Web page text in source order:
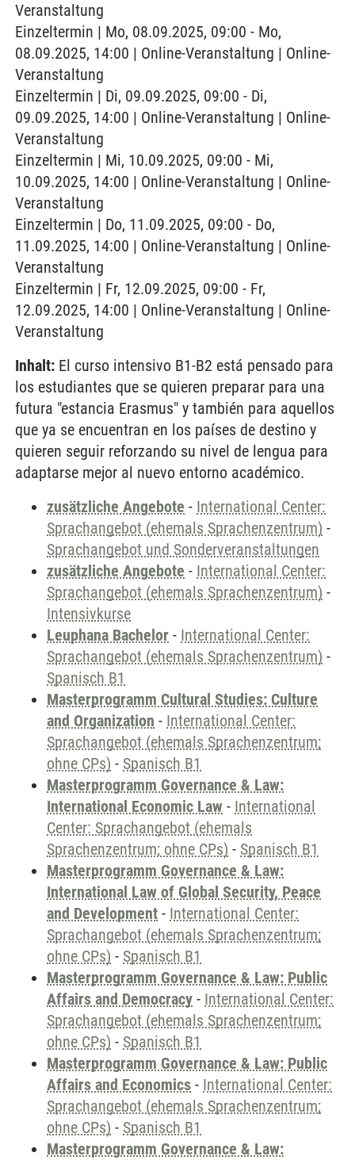
Veranstaltung
Einzeltermin | Mo, 08.09.2025, 09:00 - Mo,
08.09.2025, 14:00 | Online-Veranstaltung | Online-
Veranstaltung
Einzeltermin | Di, 09.09.2025, 09:00 - Di,
09.09.2025, 14:00 | Online-Veranstaltung | Online-
Veranstaltung
Einzeltermin | Mi, 10.09.2025, 09:00 - Mi,
10.09.2025, 14:00 | Online-Veranstaltung | Online-
Veranstaltung
Einzeltermin | Do, 11.09.2025, 09:00 - Do,
11.09.2025, 14:00 | Online-Veranstaltung | Online-
Veranstaltung
Einzeltermin | Fr, 12.09.2025, 09:00 - Fr,
12.09.2025, 14:00 | Online-Veranstaltung | Online-
Veranstaltung
Inhalt: El curso intensivo B1-B2 está pensado para
los estudiantes que se quieren preparar para una
futura "estancia Erasmus" y también para aquellos
que ya se encuentran en los países de destino y
quieren seguir reforzando su nivel de lengua para
adaptarse mejor al nuevo entorno académico.
zusätzliche Angebote - International Center:
Sprachangebot (ehemals Sprachenzentrum) -
Sprachangebot und Sonderveranstaltungen
zusätzliche Angebote - International Center:
Sprachangebot (ehemals Sprachenzentrum) -
Intensivkurse
Leuphana Bachelor - International Center:
Sprachangebot (ehemals Sprachenzentrum) -
Spanisch B1
Masterprogramm Cultural Studies: Culture
and Organization - International Center:
Sprachangebot (ehemals Sprachenzentrum;
ohne CPs) - Spanisch B1
Masterprogramm Governance & Law:
International Economic Law - International
Center: Sprachangebot (ehemals
Sprachenzentrum; ohne CPs) - Spanisch B1
Masterprogramm Governance & Law:
International Law of Global Security, Peace
and Development - International Center:
Sprachangebot (ehemals Sprachenzentrum;
ohne CPs) - Spanisch B1
Masterprogramm Governance & Law: Public
Affairs and Democracy - International Center:
Sprachangebot (ehemals Sprachenzentrum;
ohne CPs) - Spanisch B1
Masterprogramm Governance & Law: Public
Affairs and Economics - International Center:
Sprachangebot (ehemals Sprachenzentrum;
ohne CPs) - Spanisch B1
Masterprogramm Governance & Law: